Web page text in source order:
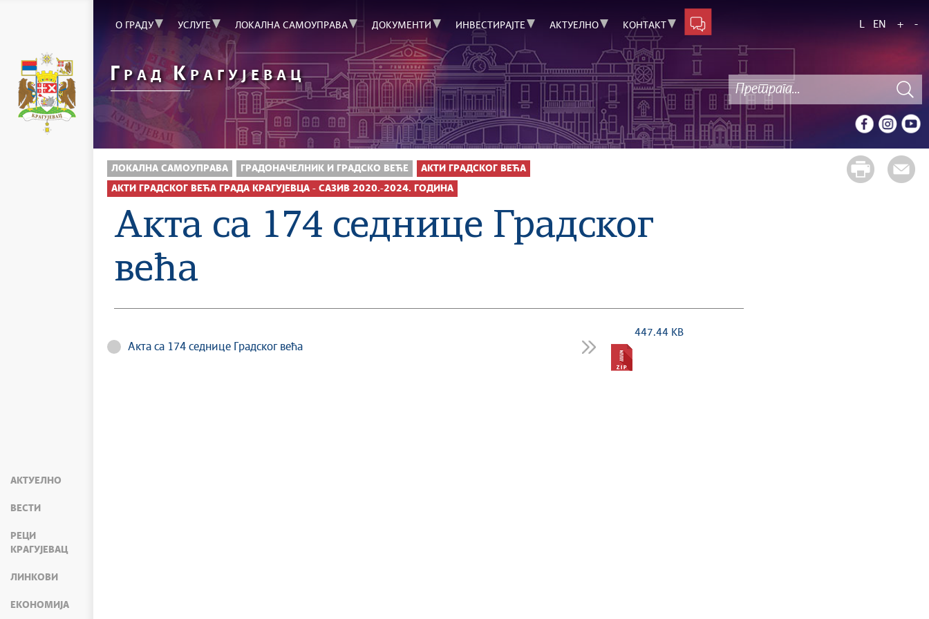
АКТУЕЛНО
ВЕСТИ
РЕЦИ
КРАГУЈЕВАЦ
ЛИНКОВИ
ЕКОНОМИЈА
О ГРАДУ УСЛУГЕ ЛОКАЛНА САМОУПРАВА ДОКУМЕНТИ ИНВЕСТИРАЈТЕ АКТУЕЛНО КОНТАКТ L EN + -
Г РАДКРАГУЈЕВАЦ
ЛОКАЛНА САМОУПРАВА ГРАДОНАЧЕЛНИК И ГРАДСКО ВЕЋЕ АКТИ ГРАДСКОГ ВЕЋА
АКТИ ГРАДСКОГ ВЕЋА ГРАДА КРАГУЈЕВЦА - САЗИВ 2020.-2024. ГОДИНА
Акта са 174 седнице Градског
већа
Акта са 174 седнице Градског већа
447.44 KB